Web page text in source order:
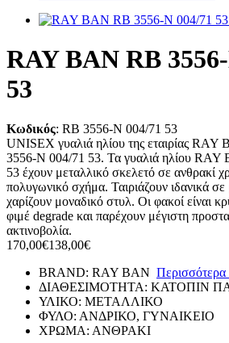
RAY BAN RB
53
Κωδικός: RB 3556-N 004/71 53
UNISEX γυαλιά ηλίου της εταιρίας
3556-N 004/71 53. Τα γυαλιά ηλίου
53 έχουν μεταλλικό σκελετό σε ανθρακί
πολυγωνικό σχήμα. Ταιριάζουν ιδανικά
χαρίζουν μοναδικό στυλ. Οι φακοί είναι
φιμέ degrade και παρέχουν μέγιστη
ακτινοβολία.
170,00€138,00€
BRAND: RAY BAN Περισσότερα
ΔΙΑΘΕΣΙΜΟΤΗΤΑ: ΚΑΤΟΠΙΝ
ΥΛΙΚΟ: ΜΕΤΑΛΛΙΚΟ
ΦΥΛΟ: ΑΝΔΡΙΚΟ, ΓΥΝΑΙΚΕΙΟ
ΧΡΩΜΑ: ΑΝΘΡΑΚΙ